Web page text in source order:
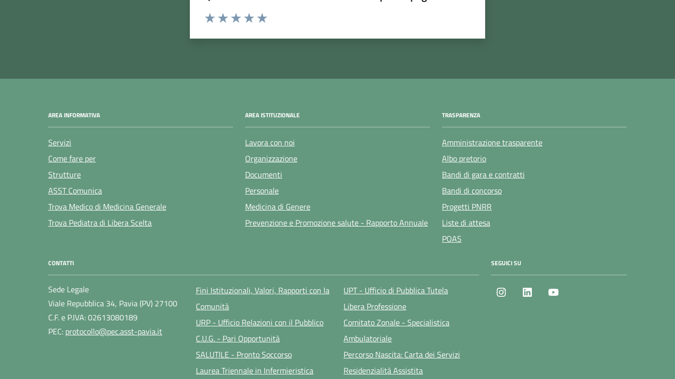
Rating:
AREA INFORMATIVA
Servizi
Come fare per
Strutture
ASST Comunica
Trova Medico di Medicina Generale
Trova Pediatra di Libera Scelta
AREA ISTITUZIONALE
Lavora con noi
Organizzazione
Documenti
Personale
Medicina di Genere
Prevenzione e Promozione salute - Rapporto Annuale
TRASPARENZA
Amministrazione trasparente
Albo pretorio
Bandi di gara e contratti
Bandi di concorso
Progetti PNRR
Liste di attesa
POAS
CONTATTI
Sede Legale
Viale Repubblica 34, Pavia (PV) 27100
C.F. e P.IVA: 02613080189
PEC: protocollo@pec.asst-pavia.it
Fini Istituzionali, Valori, Rapporti con la
Comunità
URP - Ufficio Relazioni con il Pubblico
C.U.G. - Pari Opportunità
SALUTILE - Pronto Soccorso
Laurea Triennale in Infermieristica
UPT - Ufficio di Pubblica Tutela
Libera Professione
Comitato Zonale - Specialistica
Ambulatoriale
Percorso Nascita: Carta dei Servizi
Residenzialità Assistita
SEGUICI SU
Instagram LinkedIn